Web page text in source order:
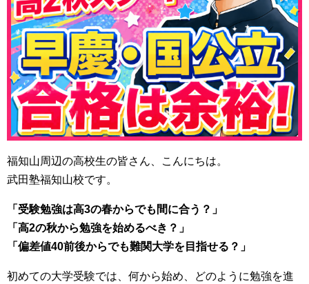
福知山周辺の高校生の皆さん、こんにちは。
武田塾福知山校です。
「受験勉強は高3の春からでも間に合う？」
「高2の秋から勉強を始めるべき？」
「偏差値40前後からでも難関大学を目指せる？」
初めての大学受験では、何から始め、どのように勉強を進